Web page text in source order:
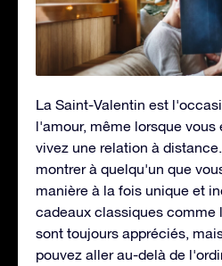
La Saint-Valentin est
l'amour, même lorsque vous
vivez une relation à
montrer à quelqu'un que
manière à la fois unique et
cadeaux classiques comme
sont toujours appréciés,
pouvez aller au-delà de